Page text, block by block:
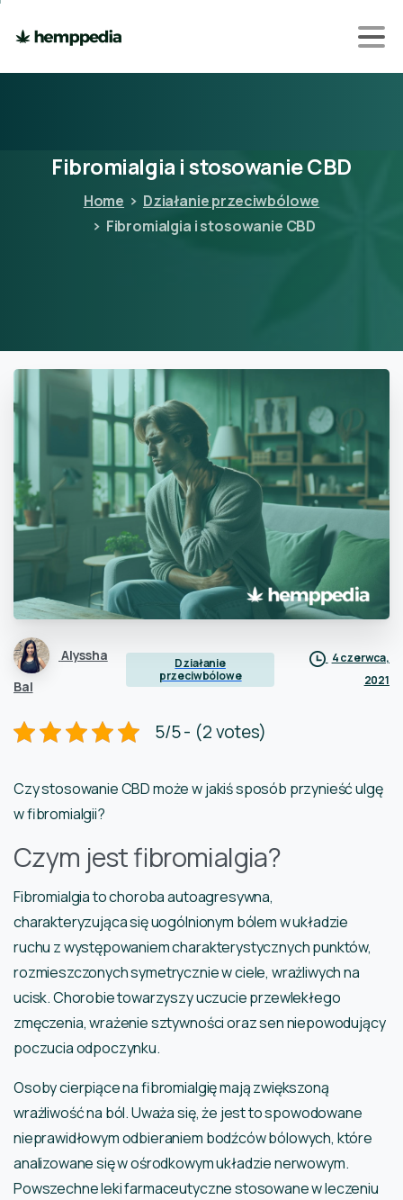
Fibromialgia istosowanieCBD
Home
Działanie przeciwbólowe
Fibromialgia i stosowanie CBD
Alyssha
Bal
Działanie
przeciwbólowe
4 czerwca,
2021
5/5 - (2 votes)
Czy stosowanie CBD może w jakiś sposób przynieść ulgę
w fibromialgii?
Czym jest fibromialgia?
Fibromialgia to choroba autoagresywna,
charakteryzująca się uogólnionym bólem w układzie
ruchu z występowaniem charakterystycznych punktów,
rozmieszczonych symetrycznie w ciele, wrażliwych na
ucisk. Chorobie towarzyszy uczucie przewlekłego
zmęczenia, wrażenie sztywności oraz sen niepowodujący
poczucia odpoczynku.
Osoby cierpiące na fibromialgię mają zwiększoną
wrażliwość na ból. Uważa się, że jest to spowodowane
nieprawidłowym odbieraniem bodźców bólowych, które
analizowane się w ośrodkowym układzie nerwowym.
Powszechne leki farmaceutyczne stosowane w leczeniu